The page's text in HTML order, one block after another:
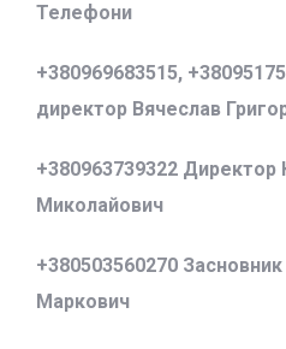
Телефони
+380969683515,
директор Вячеслав
+380963739322 Директор
Миколайович
+380503560270
Маркович